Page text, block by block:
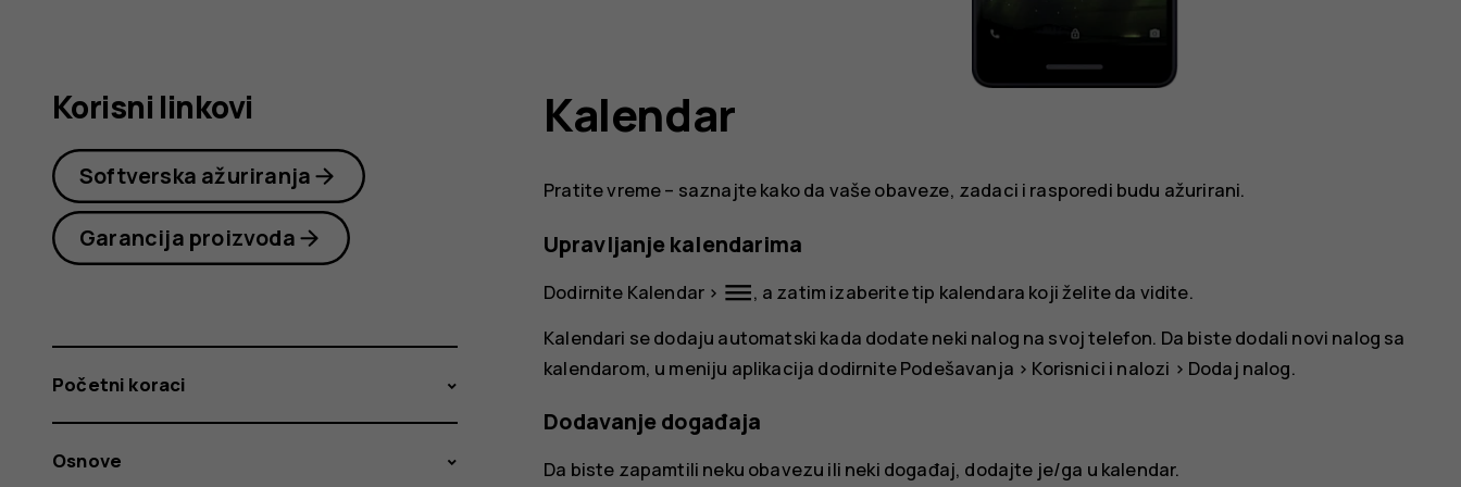
Kalendar
Pratite vreme – saznajte kako da vaše obaveze, zadaci i rasporedi budu ažurirani.
Upravljanje kalendarima
Dodirnite Kalendar > dehaze, a zatim izaberite tip kalendara koji želite da vidite.
Kalendari se dodaju automatski kada dodate neki nalog na svoj telefon. Da biste dodali novi nalog sa
kalendarom, u meniju aplikacija dodirnitePodešavanja > Korisnici i nalozi > Dodaj nalog.
Dodavanje događaja
Da biste zapamtili neku obavezu ili neki događaj, dodajte je/ga u kalendar.
Korisni linkovi
Softverska ažuriranja
Garancija proizvoda
Početni koraci
Osnove